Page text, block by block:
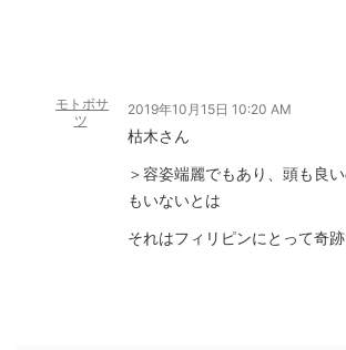
モトボサ
ツ
2019年10月15日 10:20 AM
枯木さん
＞容姿端麗でもあり、頭も良
もいないとは
それはフィリピンにとって奇跡